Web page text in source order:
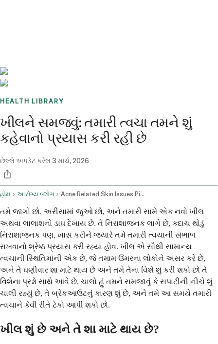
HEALTH LIBRARY
ખીલને સમજવું: તમારી ત્વચા તમને શું
કહેવાનો પ્રયાસ કરી રહી છે
છેલ્લે અપડેટ કરેલ 3 માર્ચ, 2026
હોમ આરોગ્ય બ્લોગ Acne Related Skin Issues Pimples Redness And Infections
તમે જાગો છો, અરીસામાં જુઓ છો, અને તમારી સામે એક નવો ખીલ
અથવા લાલાશનો ડાઘ દેખાય છે. તે નિરાશાજનક લાગે છે, કદાચ થોડું
નિરાશાજનક પણ, ખાસ કરીને જ્યારે તમે તમારી ત્વચાની સંભાળ
રાખવાનો શ્રેષ્ઠ પ્રયાસ કરી રહ્યા હોવ. ખીલ એ સૌથી સામાન્ય
ત્વચાની સ્થિતિમાંની એક છે, જે તમામ ઉંમરના લોકોને અસર કરે છે,
અને તે ઘણીવાર શા માટે થાય છે અને તમે તેના વિશે શું કરી શકો છો તે
વિશેના પ્રશ્નો સાથે આવે છે. ચાલો હું તમને સમજાવું કે સપાટીની નીચે શું
ચાલી રહ્યું છે, તે બ્રેકઆઉટનું કારણ શું છે, અને તમે આ સમયે તમારી
ત્વચાને કેવી રીતે ટેકો આપી શકો છો.
ખીલ શું છે અને તે શા માટે થાય છે?